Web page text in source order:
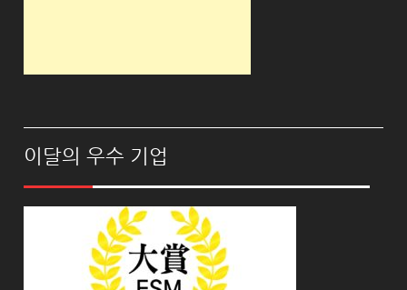
이달의 우수 기업